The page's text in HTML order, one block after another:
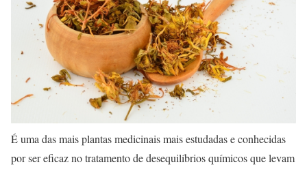
É uma das mais plantas medicinais mais estudadas e conhecidas
por ser eficaz no tratamento de desequilíbrios químicos que levam